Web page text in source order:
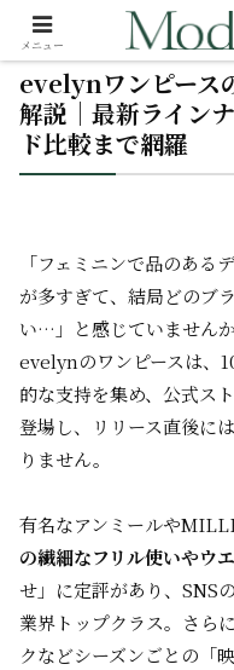
evelynワンピース
解説｜最新ライン
ド比較まで網羅
「フェミニンで品のある
が多すぎて、結局どのブ
い…」と感じていません
evelynのワンピースは、
的な支持を集め、公式ス
登場し、リリース直後に
りません。
有名なアンミールや
の繊細なフリル使いやウ
せ」に定評があり、SNS
業界トップクラス。さら
クなどシーズンごとの「
メニュー